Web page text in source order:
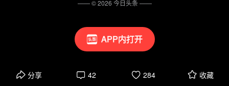
APP内打开
分享 42 284 收藏
—— ©2026 今日头条——